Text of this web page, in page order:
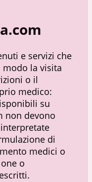
e servizi che
la visita
o il
medico:
su
non devono
di
medici o
o